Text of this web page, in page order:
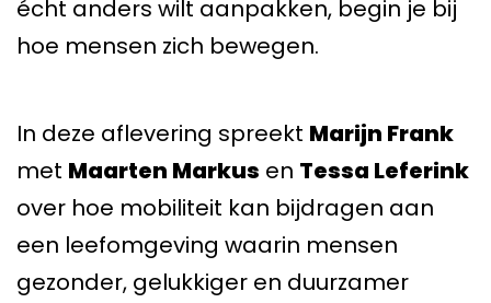
écht anders wilt aanpakken, begin je bij
hoe mensen zich bewegen.
In deze aflevering spreekt Marijn Frank
met Maarten Markus en Tessa Leferink
over hoe mobiliteit kan bijdragen aan
een leefomgeving waarin mensen
gezonder, gelukkiger en duurzamer